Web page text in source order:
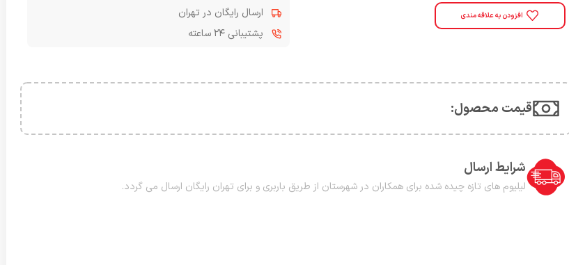
افزودن به علاقه مندی
ارسال رایگان در تهران
پشتیبانی ۲۴ ساعته
قیمت محصول:​
شرایط ارسال
لیلیوم های تازه چیده شده برای همکاران در شهرستان از طریق باربری و برای تهران رایگان ارسال می گردد.